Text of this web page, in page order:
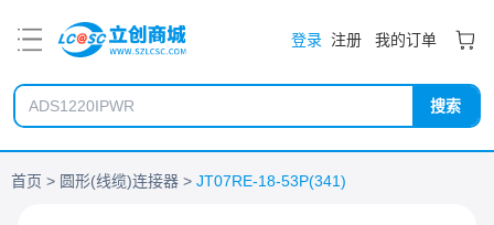
登录 注册 我的订单
搜索
首页 圆形(线缆)连接器 JT07RE-18-53P(341)